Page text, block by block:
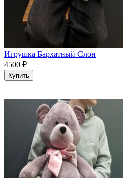
Игрушка Бархатный Слон
4500 ₽
Купить